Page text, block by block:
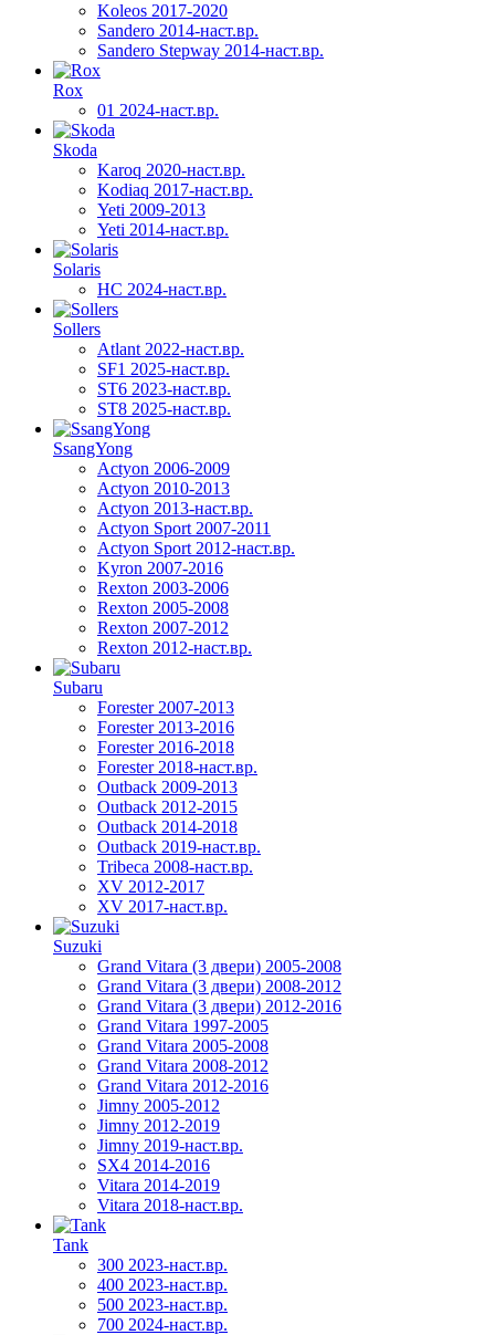
Koleos 2017-2020
Sandero 2014-наст.вр.
Sandero Stepway 2014-наст.вр.
Rox
01 2024-наст.вр.
Skoda
Karoq 2020-наст.вр.
Kodiaq 2017-наст.вр.
Yeti 2009-2013
Yeti 2014-наст.вр.
Solaris
HC 2024-наст.вр.
Sollers
Atlant 2022-наст.вр.
SF1 2025-наст.вр.
ST6 2023-наст.вр.
ST8 2025-наст.вр.
SsangYong
Actyon 2006-2009
Actyon 2010-2013
Actyon 2013-наст.вр.
Actyon Sport 2007-2011
Actyon Sport 2012-наст.вр.
Kyron 2007-2016
Rexton 2003-2006
Rexton 2005-2008
Rexton 2007-2012
Rexton 2012-наст.вр.
Subaru
Forester 2007-2013
Forester 2013-2016
Forester 2016-2018
Forester 2018-наст.вр.
Outback 2009-2013
Outback 2012-2015
Outback 2014-2018
Outback 2019-наст.вр.
Tribeca 2008-наст.вр.
XV 2012-2017
XV 2017-наст.вр.
Suzuki
Grand Vitara (3 двери) 2005-2008
Grand Vitara (3 двери) 2008-2012
Grand Vitara (3 двери) 2012-2016
Grand Vitara 1997-2005
Grand Vitara 2005-2008
Grand Vitara 2008-2012
Grand Vitara 2012-2016
Jimny 2005-2012
Jimny 2012-2019
Jimny 2019-наст.вр.
SX4 2014-2016
Vitara 2014-2019
Vitara 2018-наст.вр.
Tank
300 2023-наст.вр.
400 2023-наст.вр.
500 2023-наст.вр.
700 2024-наст.вр.